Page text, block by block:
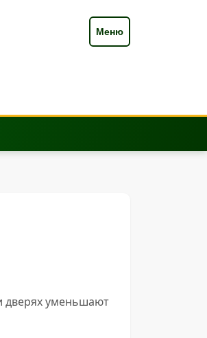
Меню
дверях уменьшают